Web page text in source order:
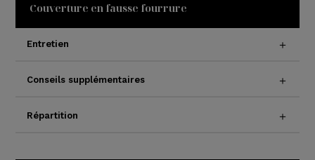
Couverture en fausse fourrure
Entretien
Conseils supplémentaires
Répartition